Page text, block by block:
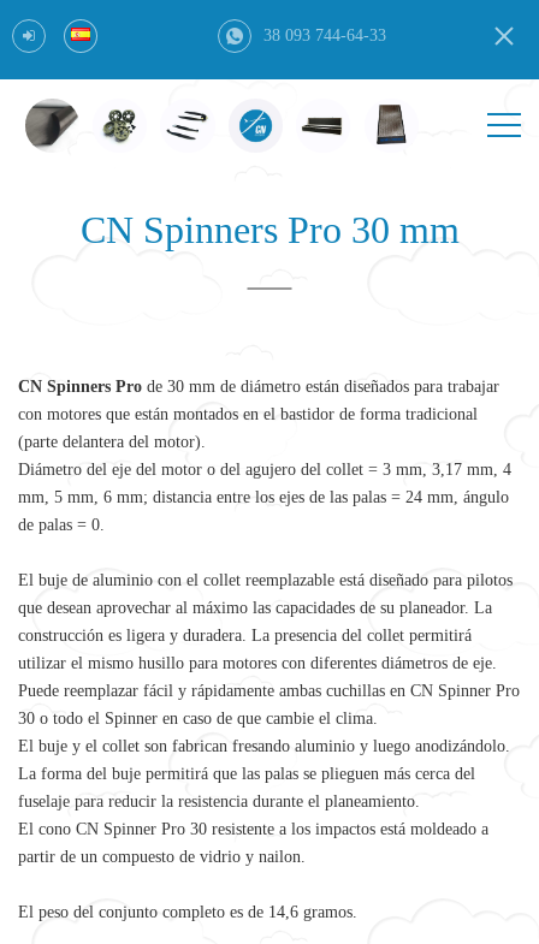
38 093 744-64-33
CN Spinners Pro 30 mm
CN Spinners Pro de 30 mm de diámetro están diseñados para trabajar
con motores que están montados en el bastidor de forma tradicional
(parte delantera del motor).
Diámetro del eje del motor o del agujero del collet = 3 mm, 3,17 mm, 4
mm, 5 mm, 6 mm; distancia entre los ejes de las palas = 24 mm, ángulo
de palas = 0.
El buje de aluminio con el collet reemplazable está diseñado para pilotos
que desean aprovechar al máximo las capacidades de su planeador. La
construcción es ligera y duradera. La presencia del collet permitirá
utilizar el mismo husillo para motores con diferentes diámetros de eje.
Puede reemplazar fácil y rápidamente ambas cuchillas en CN Spinner Pro
30 o todo el Spinner en caso de que cambie el clima.
El buje y el collet son fabrican fresando aluminio y luego anodizándolo.
La forma del buje permitirá que las palas se plieguen más cerca del
fuselaje para reducir la resistencia durante el planeamiento.
El cono CN Spinner Pro 30 resistente a los impactos está moldeado a
partir de un compuesto de vidrio y nailon.
El peso del conjunto completo es de 14,6 gramos.